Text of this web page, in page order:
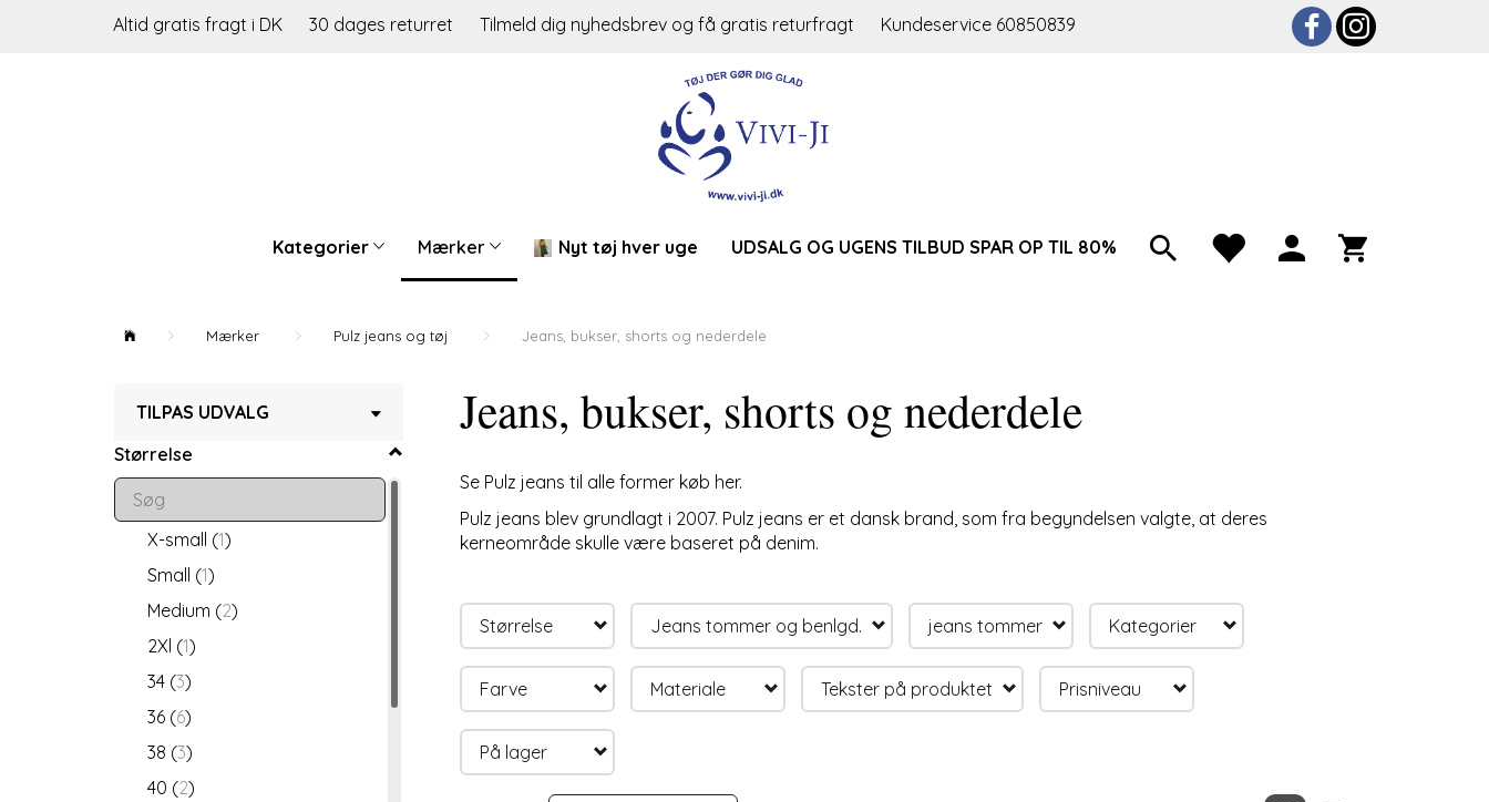
Altid gratis fragt i DK 30 dages returret Tilmeld dig nyhedsbrev og få gratis returfragt Kundeservice 60850839
Kategorier Mærker Nyt tøj hver uge UDSALG OG UGENS TILBUD SPAR OP TIL 80%
Mærker Pulz jeans og tøj Jeans, bukser, shorts og nederdele
TILPAS UDVALG
Størrelse
X-small (1)
Small (1)
Medium (2)
2Xl (1)
34 (3)
36 (6)
38 (3)
40 (2)
Jeans, bukser, shorts og nederdele
Se Pulz jeans til alle former køb her.
Pulz jeans blev grundlagt i 2007. Pulz jeans er et dansk brand, som fra begyndelsen valgte, at deres
kerneområde skulle være baseret på denim.
Størrelse Jeans tommer og benlgd. jeans tommer Kategorier
Farve Materiale Tekster på produktet Prisniveau
På lager